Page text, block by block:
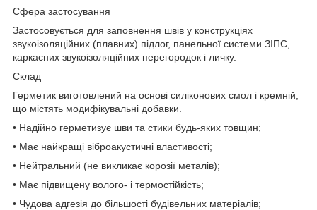
Сфера застосування
Застосовується для заповнення швів у конструкціях
звукоізоляційних (плавних) підлог, панельної системи ЗІПС,
каркасних звукоізоляційних перегородок і личку.
Склад
Герметик виготовлений на основі силіконових смол і кремній,
що містять модифікувальні добавки.
• Надійно герметизує шви та стики будь-яких товщин;
• Має найкращі віброакустичні властивості;
• Нейтральний (не викликає корозії металів);
• Має підвищену волого- і термостійкість;
• Чудова адгезія до більшості будівельних матеріалів;